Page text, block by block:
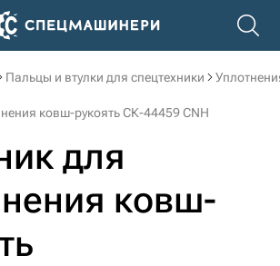
Пальцы и втулки для спецтехники
ковш-рукоять СК-44459 CNH
для
ковш-